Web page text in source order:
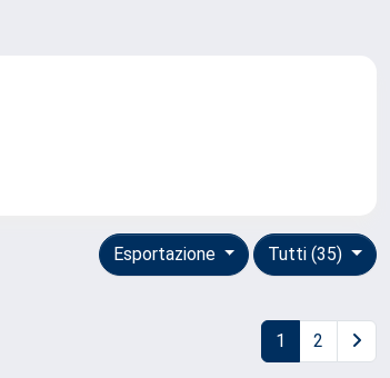
Tutti (35)
Esportazione
1 2